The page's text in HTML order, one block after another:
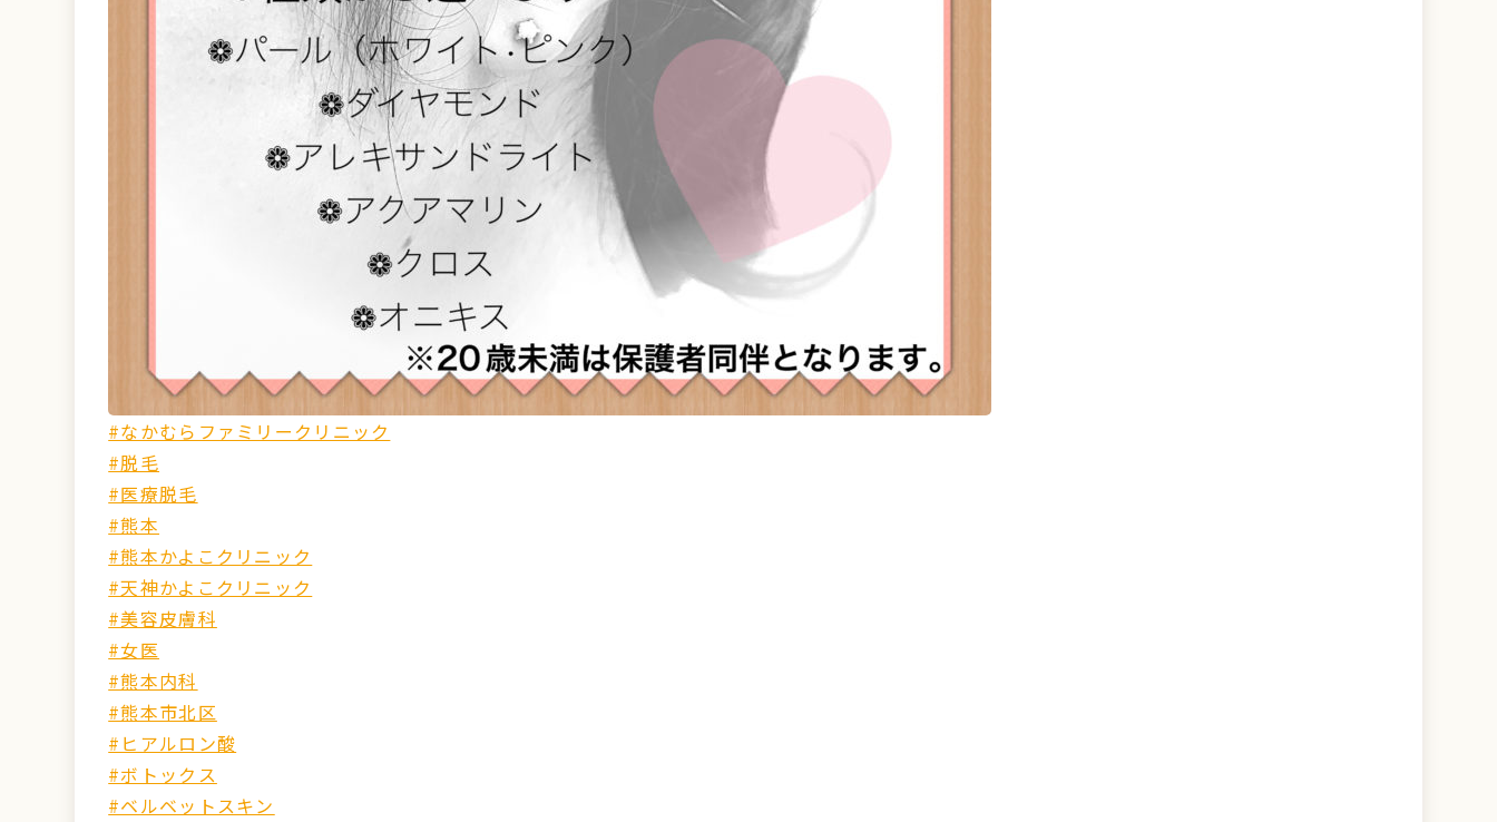
#なかむらファミリークリニック
#脱毛
#医療脱毛
#熊本
#熊本かよこクリニック
#天神かよこクリニック
#美容皮膚科
#女医
#熊本内科
#熊本市北区
#ヒアルロン酸
#ボトックス
#ベルベットスキン